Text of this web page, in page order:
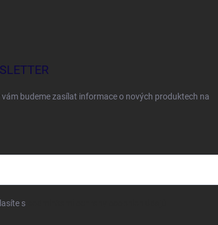
vám budeme zasílat informace o nových produktech na
s